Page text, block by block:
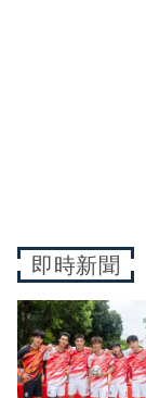
即時新聞